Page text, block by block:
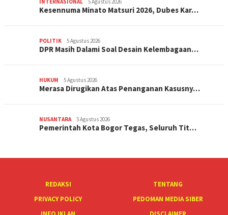
INTERNASIONAL 5 Agustus 2026
Kesennuma Minato Matsuri 2026, Dubes Kar…
POLITIK 5 Agustus 2026
DPR Masih Dalami Soal Desain Kelembagaan…
HUKUM 5 Agustus 2026
Merasa Dirugikan Atas Penanganan Kasusny…
NUSANTARA 5 Agustus 2026
Pemerintah Kota Bogor Tegas, Seluruh Tit…
REDAKSI
TENTANG
PRIVACY POLICY
PEDOMAN MEDIA SIBER